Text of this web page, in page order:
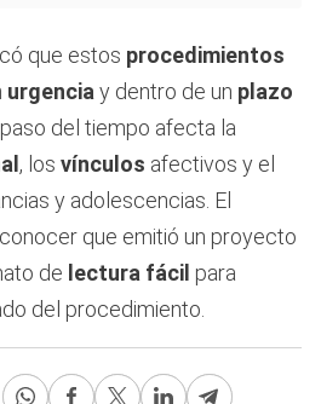
que estos procedimientos
urgencia y dentro de un plazo
del tiempo afecta la
, los vínculos afectivos y el
y adolescencias. El
que emitió un proyecto
de lectura fácil para
del procedimiento.